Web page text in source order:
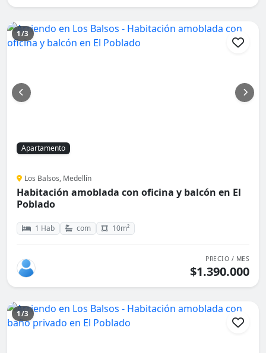
1/3
Apartamento
Los Balsos, Medellín
Habitación amoblada con oficina y balcón en El
Poblado
1 Hab com 10m²
PRECIO / MES
$1.390.000
1/3